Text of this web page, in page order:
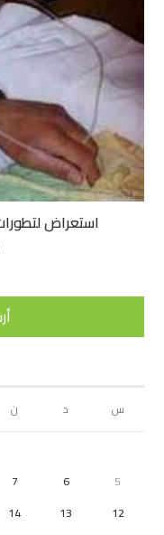
استعراض
س د ن
5
6
7
12
13
14